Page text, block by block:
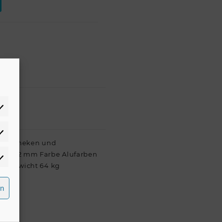
und
x 2 mm Farbe Alufarben
Gewicht 64 kg